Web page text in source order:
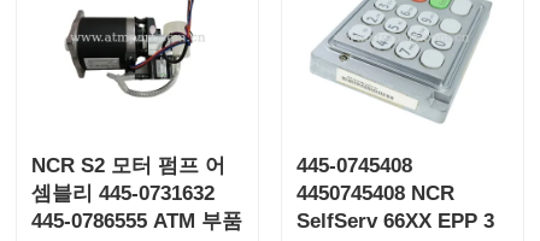
NCR S2 모터 펌프 어
셈블리 445-0731632
445-0786555 ATM 부품
445-0745408
4450745408 NCR
SelfServ 66XX EPP 3